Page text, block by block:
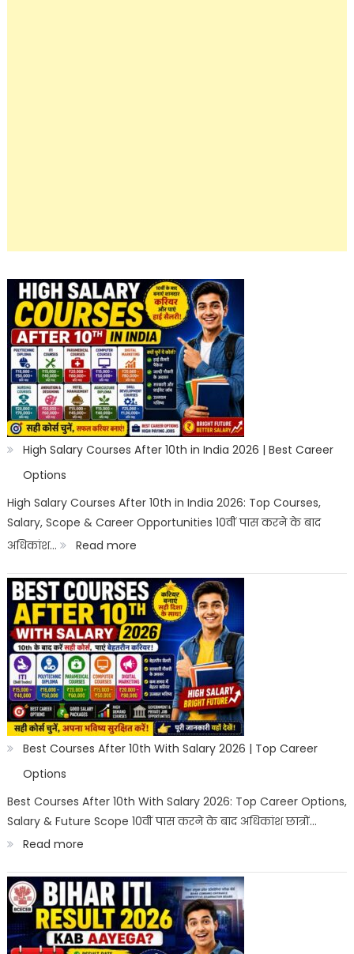
High Salary Courses After 10th in India 2026 | Best Career
Options
High Salary Courses After 10th in India 2026: Top Courses,
Salary, Scope & Career Opportunities 10वीं पास करने के बाद
अधिकांश…
Read more:
High
Salary
Courses
After
10th
in
India
2026
Best
Career
Best Courses After 10th With Salary 2026 | Top Career
Options
Best Courses After 10th With Salary 2026: Top Career Options,
Salary & Future Scope 10वीं पास करने के बाद अधिकांश छात्रों…
Read more:
Best
Courses
After
10th